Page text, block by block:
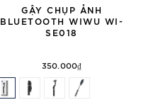
GẬY CHỤP ẢNH
BLUETOOTH WIWU WI-
SE018
350.000₫